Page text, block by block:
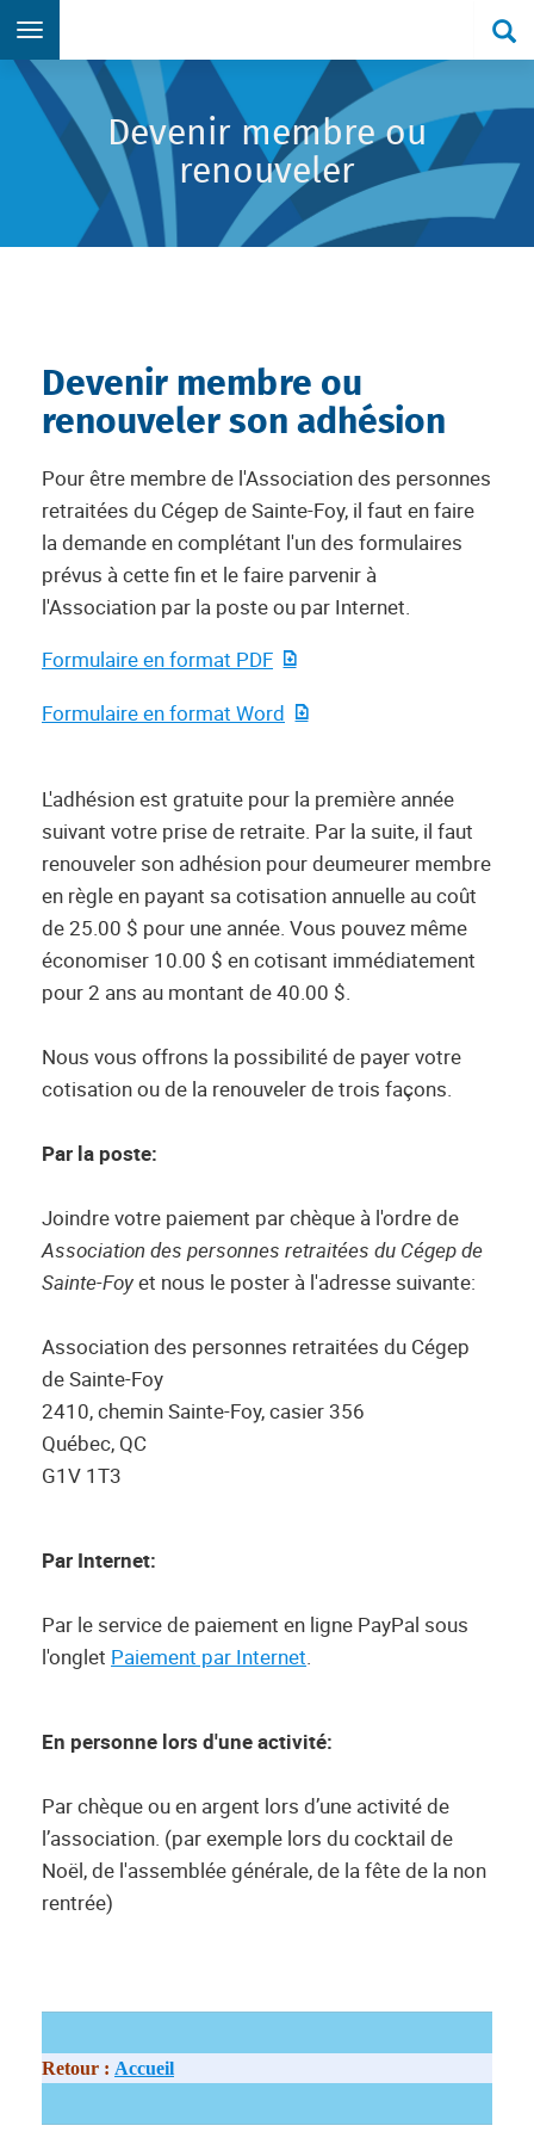
Aller directement au menu principal
Aller directement au contenu principal
Aller directement au formulaire de recherche
Aller directement au pied de page
Devenir membre ou
renouveler
Devenir membre ou
renouveler son adhésion
Pour être membre de l'Association des personnes
retraitées du Cégep de Sainte-Foy, il faut en faire
la demande en complétant l'un des formulaires
prévus à cette fin et le faire parvenir à
l'Association par la poste ou par Internet.
Formulaire en format PDF
Formulaire en format Word
L'adhésion est gratuite pour la première année
suivant votre prise de retraite. Par la suite, il faut
renouveler son adhésion pour deumeurer membre
en règle en payant sa cotisation annuelle au coût
de 25.00 $ pour une année. Vous pouvez même
économiser 10.00 $ en cotisant immédiatement
pour 2 ans au montant de 40.00 $.
Nous vous offrons la possibilité de payer votre
cotisation ou de la renouveler de trois façons.
Par la poste:
Joindre votre paiement par chèque à l'ordre de
Association des personnes retraitées du Cégep de
Sainte-Foyet nous le poster à l'adresse suivante:
Association des personnes retraitées du Cégep
de Sainte-Foy
2410, chemin Sainte-Foy, casier 356
Québec, QC
G1V 1T3
Par Internet:
Par le service de paiement en ligne PayPal sous
l'onglet Paiement par Internet.
En personne lors d'une activité:
Par chèque ou en argent lors d’une activité de
l’association. (par exemple lors du cocktail de
Noël, de l'assemblée générale, de la fête de la non
rentrée)
Retour : Accueil